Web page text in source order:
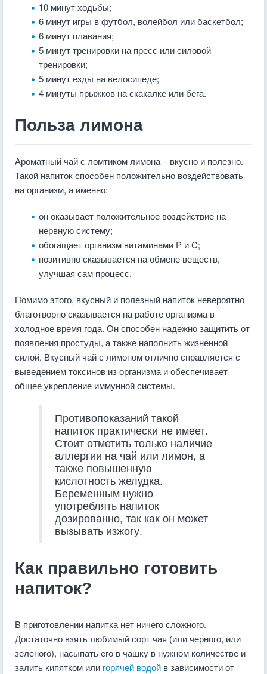
10 минут ходьбы;
6 минут игры в футбол, волейбол или баскетбол;
6 минут плавания;
5 минут тренировки на пресс или силовой
тренировки;
5 минут езды на велосипеде;
4 минуты прыжков на скакалке или бега.
Польза лимона
Ароматный чай с ломтиком лимона – вкусно и полезно.
Такой напиток способен положительно воздействовать
на организм, а именно:
он оказывает положительное воздействие на
нервную систему;
обогащает организм витаминами P и C;
позитивно сказывается на обмене веществ,
улучшая сам процесс.
Помимо этого, вкусный и полезный напиток невероятно
благотворно сказывается на работе организма в
холодное время года. Он способен надежно защитить от
появления простуды, а также наполнить жизненной
силой. Вкусный чай с лимоном отлично справляется с
выведением токсинов из организма и обеспечивает
общее укрепление иммунной системы.
Противопоказаний такой
напиток практически не имеет.
Стоит отметить только наличие
аллергии на чай или лимон, а
также повышенную
кислотность желудка.
Беременным нужно
употреблять напиток
дозированно, так как он может
вызывать изжогу.
Как правильно готовить
напиток?
В приготовлении напитка нет ничего сложного.
Достаточно взять любимый сорт чая (или черного, или
зеленого), насыпать его в чашку в нужном количестве и
залить кипятком или горячей водой в зависимости от